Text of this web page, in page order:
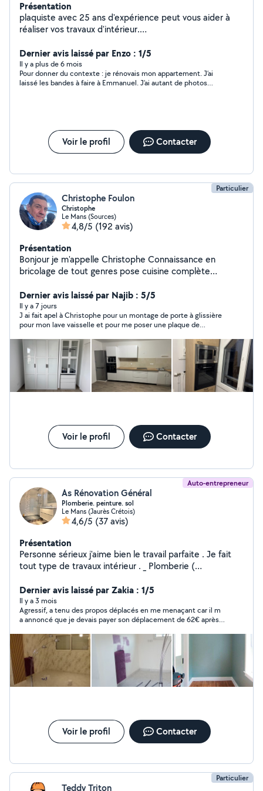
Présentation
plaquiste avec 25 ans d'expérience peut vous aider à
réaliser vos travaux d'intérieur.
Dernier avis laissé par Enzo : 1/5
Il y a plus de 6 mois
Pour donner du contexte : je rénovais mon appartement. J’ai
laissé les bandes à faire à Emmanuel. J’ai autant de photos
Voir le profil Contacter
Particulier
Christophe Foulon
Christophe
Le Mans (Sources)
4,8/5 (192 avis)
Présentation
Bonjour je m'appelle Christophe Connaissance en
bricolage de tout genres pose cuisine complète
,carrelage,pose étagères tringles rideaux,peinture,pose
lino,parquet) connaissance en électricité et plomberie
connaissance également mécanique avec valise
diagnostic ect
Dernier avis laissé par Najib : 5/5
Il y a 7 jours
J ai fait apel à Christophe pour un montage de porte à glissière
pour mon lave vaisselle et pour me poser une plaque de
et est très agréable. Merci à lui .
Voir le profil Contacter
Auto-entrepreneur
As Rénovation Général
Plomberie. peinture. sol
Le Mans (Jaurès Crétois)
4,6/5 (37 avis)
Présentation
Personne sérieux j'aime bien le travail parfaite . Je fait
tout type de travaux intérieur . _ Plomberie (
peinture ( enduits , toile de verre. Tapepessier.
Ponçage. .. ) _ sol ( lino . Parquet . Faeince. Carrelage. ) _
devis gratuit
Dernier avis laissé par Zakia : 1/5
Il y a 3 mois
Agressif, a tenu des propos déplacés en me menaçant car il m
a annoncé que je devais payer son déplacement de 62€ après
contacté la police qui fort heureusement lui a demandé de
quitter mon logement immédiatement, très mauvaise
expérience devant ma fille, une honte
Voir le profil Contacter
Particulier
Teddy Triton